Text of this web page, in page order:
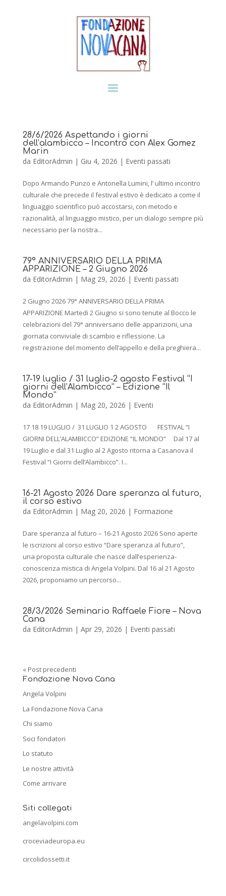
28/6/2026 Aspettando i giorni
dell’alambicco – Incontro con Alex Gomez
Marin
da EditorAdmin | Giu 4, 2026 | Eventi passati
Dopo Armando Punzo e Antonella Lumini, l’ ultimo incontro
culturale che precede il festival estivo è dedicato a come il
linguaggio scientifico può accostarsi, con metodo e
razionalità, al linguaggio mistico, per un dialogo sempre più
necessario per la nostra...
79° ANNIVERSARIO DELLA PRIMA
APPARIZIONE – 2 Giugno 2026
da EditorAdmin | Mag 29, 2026 | Eventi passati
2 Giugno 2026 79° ANNIVERSARIO DELLA PRIMA
APPARIZIONE Martedi 2 Giugno si sono tenute al Bocco le
celebrazioni del 79° anniversario delle apparizioni, una
giornata conviviale di scambio e riflessione. La
registrazione del momento dell’appello e della preghiera...
17-19 luglio / 31 luglio-2 agosto Festival “I
giorni dell’Alambicco” – Edizione “Il
Mondo”
da EditorAdmin | Mag 20, 2026 | Eventi
17 18 19 LUGLIO / 31 LUGLIO 1 2 AGOSTO FESTIVAL “I
GIORNI DELL’ALAMBICCO” EDIZIONE “IL MONDO” Dal 17 al
19 Luglio e dal 31 Luglio al 2 Agosto ritorna a Casanova il
Festival “I Giorni dell’Alambicco”. I...
16-21 Agosto 2026 Dare speranza al futuro,
il corso estivo
da EditorAdmin | Mag 20, 2026 | Formazione
Dare speranza al futuro – 16-21 Agosto 2026 Sono aperte
le iscrizioni al corso estivo “Dare speranza al futuro”,
una proposta culturale che nasce dall’esperienza-
conoscenza mistica di Angela Volpini. Dal 16 al 21 Agosto
2026, proponiamo un percorso...
28/3/2026 Seminario Raffaele Fiore – Nova
Cana
da EditorAdmin | Apr 29, 2026 | Eventi passati
« Post precedenti
Fondazione Nova Cana
Angela Volpini
La Fondazione Nova Cana
Chi siamo
Soci fondatori
Lo statuto
Le nostre attività
Come arrivare
Siti collegati
angelavolpini.com
croceviadeuropa.eu
circolidossetti.it